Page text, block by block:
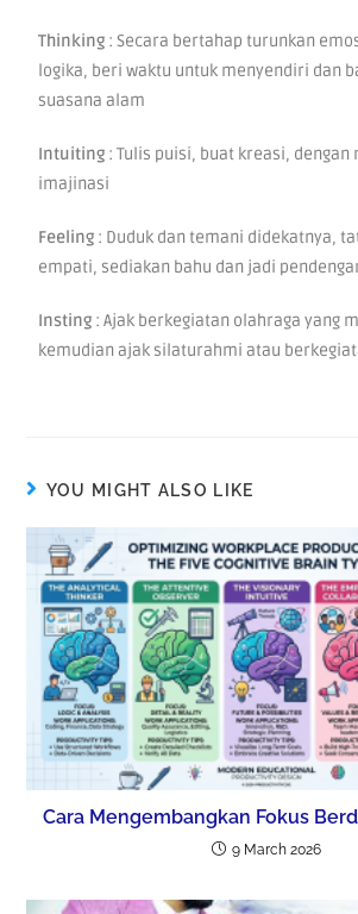
Thinking : Secara bertahap turunkan
logika, beri waktu untuk menyendiri dan
suasana alam
Intuiting : Tulis puisi, buat kreasi, dengan
imajinasi
Feeling : Duduk dan temani didekatnya,
empati, sediakan bahu dan jadi
Insting : Ajak berkegiatan olahraga yang
kemudian ajak silaturahmi atau
YOU MIGHT ALSO LIKE
Cara Mengembangkan Fokus
9 March 2026